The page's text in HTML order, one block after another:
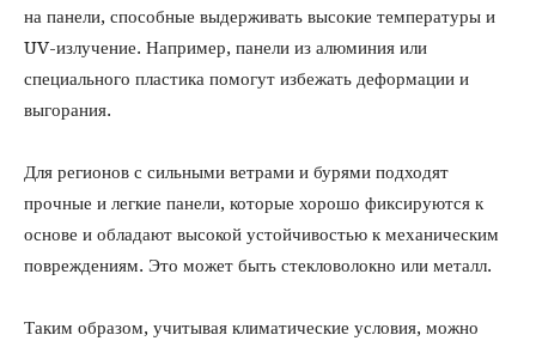
на панели, способные выдерживать высокие температуры и
UV-излучение. Например, панели из алюминия или
специального пластика помогут избежать деформации и
выгорания.
Для регионов с сильными ветрами и бурями подходят
прочные и легкие панели, которые хорошо фиксируются к
основе и обладают высокой устойчивостью к механическим
повреждениям. Это может быть стекловолокно или металл.
Таким образом, учитывая климатические условия, можно